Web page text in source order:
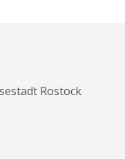
Rostock